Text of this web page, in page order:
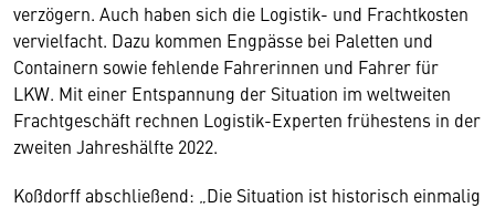
verzögern. Auch haben sich die Logistik- und Frachtkosten
vervielfacht. Dazu kommen Engpässe bei Paletten und
Containern sowie fehlende Fahrerinnen und Fahrer für
LKW. Mit einer Entspannung der Situation im weltweiten
Frachtgeschäft rechnen Logistik-Experten frühestens in der
zweiten Jahreshälfte 2022.
Koßdorff abschließend: „Die Situation ist historisch einmalig